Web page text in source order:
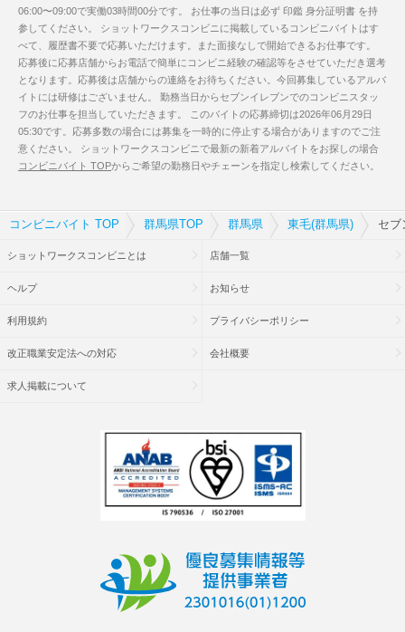
06:00〜09:00で実働03時間00分です。 お仕事の当日は必ず 印鑑 身分証明書 を持
参してください。 ショットワークスコンビニに掲載しているコンビニバイトはす
べて、履歴書不要で応募いただけます。また面接なしで開始できるお仕事です。
応募後に応募店舗からお電話で簡単にコンビニ経験の確認等をさせていただき選考
となります。応募後は店舗からの連絡をお待ちください。今回募集しているアルバ
イトには研修はございません。 勤務当日からセブンイレブンでのコンビニスタッ
フのお仕事を担当していただきます。 このバイトの応募締切は2026年06月29日
05:30です。応募多数の場合には募集を一時的に停止する場合がありますのでご注
意ください。 ショットワークスコンビニで最新の新着アルバイトをお探しの場合
コンビニバイト TOPからご希望の勤務日やチェーンを指定し検索してください。
コンビニバイト TOP 群馬県TOP 群馬県 東毛(群馬県) セブ
ショットワークスコンビニとは 店舗一覧
ヘルプ お知らせ
利用規約 プライバシーポリシー
改正職業安定法への対応 会社概要
求人掲載について